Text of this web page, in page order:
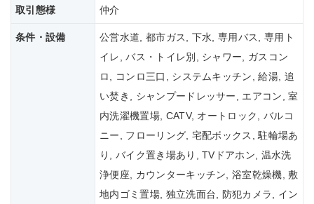
取引態様 仲介
条件・設備
公営水道, 都市ガス, 下水, 専用バス, 専用ト
イレ, バス・トイレ別, シャワー, ガスコン
ロ, コンロ三口, システムキッチン, 給湯, 追
い焚き, シャンプードレッサー, エアコン, 室
内洗濯機置場, CATV, オートロック, バルコ
ニー, フローリング, 宅配ボックス, 駐輪場あ
り, バイク置き場あり, TVドアホン, 温水洗
浄便座, カウンターキッチン, 浴室乾燥機, 敷
地内ゴミ置場, 独立洗面台, 防犯カメラ, イン